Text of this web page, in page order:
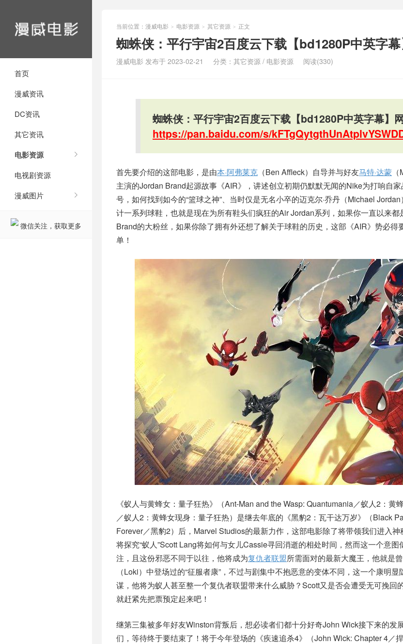
首页
漫威资讯
DC资讯
其它资讯
电影资源
电视剧资源
漫威图片
微信关注，获取更多
当前位置： 漫威电影 > 电影资源 > 其它资源 > 正文
蜘蛛侠：平行宇宙2百度云下载【bd1280P中英字
漫威电影 发布于 2023-02-21 分类： 其它资源 / 电影资源 阅读(330)
蜘蛛侠：平行宇宙2百度云下载【bd1280P中英字幕】
https://pan.baidu.com/s/
首先要介绍的这部电影，是由本·阿弗莱克 （Ben Affleck）自导并与好友马特·达蒙
主演的Jordan Brand起源故事《AIR》，讲述创立初期仍默默无闻的Nike为打响自
号，如何找到如今的“篮球之神”、当时仅是无名小卒的迈克尔·乔丹（Michael
计一系列球鞋，也就是现在为所有鞋头们疯狂的Air Jordan系列，如果你一直以来都
Brand的大粉丝，如果你除了拥有外还想了解关于球鞋的历史，这部《AIR》势必得
单！
《蚁人与黄蜂女：量子狂热》（Ant-Man and the Wasp: Quantumania／蚁人2：黄
／蚁人2：黄蜂女现身：量子狂热）是继去年底的《黑豹2：瓦干达万岁》（Black
Forever／黑豹2）后，Marvel Studios的最新力作，这部电影除了将带领我们进入
将探究“蚁人”Scott Lang将如何与女儿Cassie寻回消逝的相处时间，然而这一个意图
注，且这份邪恶不同于以往，他将成为复仇者联盟所需面对的最新大魔王，他就是
（Loki）中登场过的“征服者康”，不过与剧集中不抱恶意的变体不同，这一个康明
谋，他将为蚁人甚至整一个复仇者联盟带来什么威胁？Scott又是否会遭受无可挽回
就赶紧先把票预定起来吧！
继第三集被多年好友Winston背叛后，想必读者们都十分好奇John Wick接下来的发
们，等待终于要结束了！将于今年登场的《疾速追杀4》（John Wick: Chapter 4／